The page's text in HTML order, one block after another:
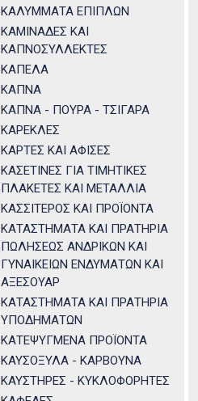
ΚΑΛΥΜΜΑΤΑ ΕΠΙΠΛΩΝ
ΚΑΜΙΝΑΔΕΣ ΚΑΙ
ΚΑΠΝΟΣΥΛΛΕΚΤΕΣ
ΚΑΠΕΛΑ
ΚΑΠΝΑ
ΚΑΠΝΑ - ΠΟΥΡΑ - ΤΣΙΓΑΡΑ
ΚΑΡΕΚΛΕΣ
ΚΑΡΤΕΣ ΚΑΙ ΑΦΙΣΕΣ
ΚΑΣΕΤΙΝΕΣ ΓΙΑ ΤΙΜΗΤΙΚΕΣ
ΠΛΑΚΕΤΕΣ ΚΑΙ ΜΕΤΑΛΛΙΑ
ΚΑΣΣΙΤΕΡΟΣ ΚΑΙ ΠΡΟΪΟΝΤΑ
ΚΑΤΑΣΤΗΜΑΤΑ ΚΑΙ ΠΡΑΤΗΡΙΑ
ΠΩΛΗΣΕΩΣ ΑΝΔΡΙΚΩΝ ΚΑΙ
ΓΥΝΑΙΚΕΙΩΝ ΕΝΔΥΜΑΤΩΝ ΚΑΙ
ΑΞΕΣΟΥΑΡ
ΚΑΤΑΣΤΗΜΑΤΑ ΚΑΙ ΠΡΑΤΗΡΙΑ
ΥΠΟΔΗΜΑΤΩΝ
ΚΑΤΕΨΥΓΜΕΝΑ ΠΡΟΪΟΝΤΑ
ΚΑΥΣΟΞΥΛΑ - ΚΑΡΒΟΥΝΑ
ΚΑΥΣΤΗΡΕΣ - ΚΥΚΛΟΦΟΡΗΤΕΣ